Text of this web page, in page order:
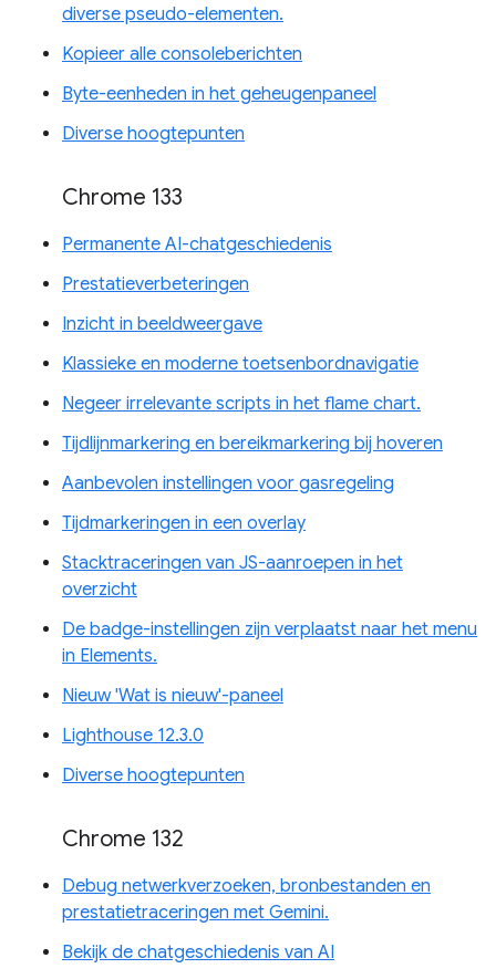
diverse pseudo-elementen.
Kopieer alle consoleberichten
Byte-eenheden in het geheugenpaneel
Diverse hoogtepunten
Chrome 133
Permanente AI-chatgeschiedenis
Prestatieverbeteringen
Inzicht in beeldweergave
Klassieke en moderne toetsenbordnavigatie
Negeer irrelevante scripts in het flame chart.
Tijdlijnmarkering en bereikmarkering bij hoveren
Aanbevolen instellingen voor gasregeling
Tijdmarkeringen in een overlay
Stacktraceringen van JS-aanroepen in het
overzicht
De badge-instellingen zijn verplaatst naar het menu
in Elements.
Nieuw 'Wat is nieuw'-paneel
Lighthouse 12.3.0
Diverse hoogtepunten
Chrome 132
Debug netwerkverzoeken, bronbestanden en
prestatietraceringen met Gemini.
Bekijk de chatgeschiedenis van AI